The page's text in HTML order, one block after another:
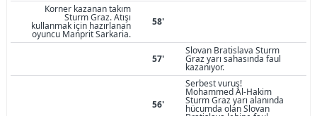
Korner kazanan takım
Sturm Graz. Atışı
kullanmak için hazırlanan
oyuncu Manprit Sarkaria.
58'
57'
Slovan Bratislava Sturm
Graz yarı sahasında faul
kazanıyor.
56'
Serbest vuruş!
Mohammed Al-Hakim
Sturm Graz yarı alanında
hücumda olan Slovan